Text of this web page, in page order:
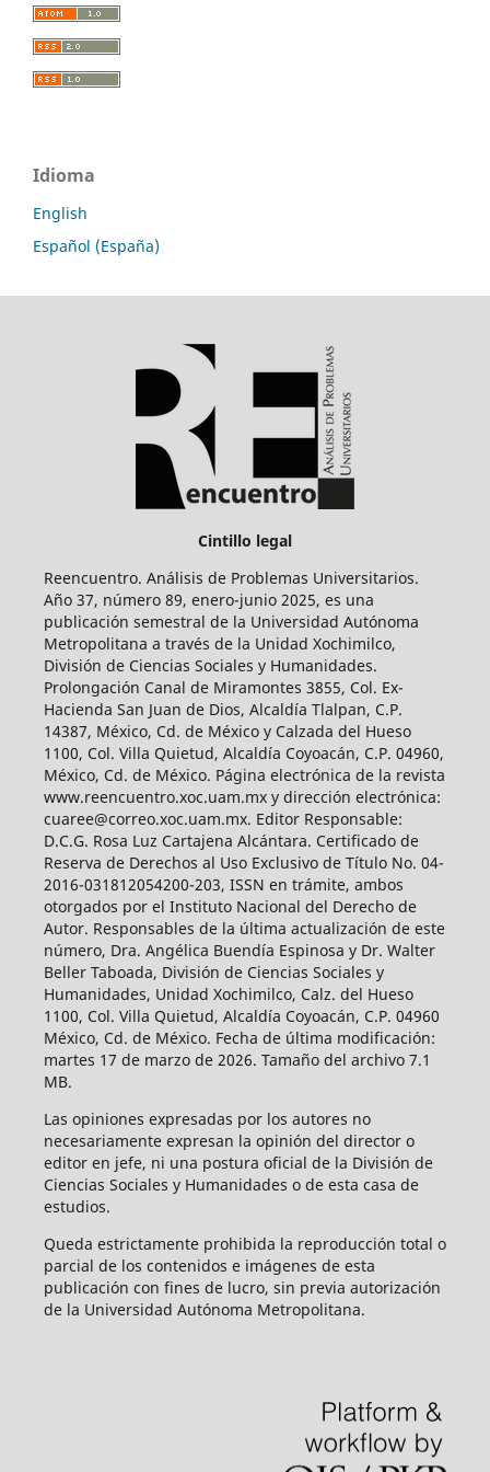
Idioma
English
Español (España)
Cintillo legal
Reencuentro. Análisis de Problemas Universitarios.
Año 37, número 89, enero-junio 2025, es una
publicación semestral de la Universidad Autónoma
Metropolitana a través de la Unidad Xochimilco,
División de Ciencias Sociales y Humanidades.
Prolongación Canal de Miramontes 3855, Col. Ex-
Hacienda San Juan de Dios, Alcaldía Tlalpan, C.P.
14387, México, Cd. de México y Calzada del Hueso
1100, Col. Villa Quietud, Alcaldía Coyoacán, C.P. 04960,
México, Cd. de México. Página electrónica de la revista
www.reencuentro.xoc.uam.mx y dirección electrónica:
cuaree@correo.xoc.uam.mx. Editor Responsable:
D.C.G. Rosa Luz Cartajena Alcántara. Certificado de
Reserva de Derechos al Uso Exclusivo de Título No. 04-
2016-031812054200-203, ISSN en trámite, ambos
otorgados por el Instituto Nacional del Derecho de
Autor. Responsables de la última actualización de este
número, Dra. Angélica Buendía Espinosa y Dr. Walter
Beller Taboada, División de Ciencias Sociales y
Humanidades, Unidad Xochimilco, Calz. del Hueso
1100, Col. Villa Quietud, Alcaldía Coyoacán, C.P. 04960
México, Cd. de México. Fecha de última modificación:
martes 17 de marzo de 2026. Tamaño del archivo 7.1
MB.
Las opiniones expresadas por los autores no
necesariamente expresan la opinión del director o
editor en jefe, ni una postura oficial de la División de
Ciencias Sociales y Humanidades o de esta casa de
estudios.
Queda estrictamente prohibida la reproducción total o
parcial de los contenidos e imágenes de esta
publicación con fines de lucro, sin previa autorización
de la Universidad Autónoma Metropolitana.